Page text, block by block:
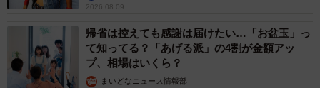
2026.08.09
帰省は控えても感謝は届けたい…「お盆玉」っ
て知ってる？「あげる派」の4割が金額アッ
プ、相場はいくら？
まいどなニュース情報部